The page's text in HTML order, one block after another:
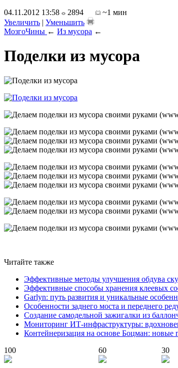
04.11.2012 13:58
2894
~1 мин
Увеличить | Уменьшить
МозгоЧины ← Из мусора ←
Поделки из мусора
Читайте также
Эффективные методы улучшения обдува
Эффективные способы хранения клеевых
Garlyn: путь развития и уникальные
Особенности заднего моста и переднего
Создание самодельной зажигалки из
Мониторинг ИТ-инфраструктуры:
Контейнеризация на основе Боцман: новые
100
60 30